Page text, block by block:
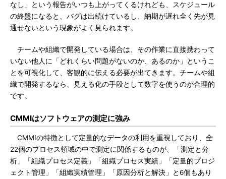
なし」という報告がいつも上がってくるけれども、スケジュール
の終盤になると、バグは出続けているし、納期が遅れ全く先が見
通せないという現象がよく見られます。
チームや組織で開発している場合は、その作業に直接携わって
いない他人に「どれくらい問題がないのか、あるのか」というこ
とを可視化して、客観的に伝える必要が出てきます。チームや組
織で開発するなら、見える化の手段として数字を使うのが合理的
です。
CMMIはソフトウェアの測定に強み
CMMIの特徴として定量的なデータの利用を重視しており、全
22個のプロセス領域の中で測定に関係するものが、「測定と分
析」「組織プロセス定義」「組織プロセス実績」「定量的プロジ
ェクト管理」「組織実績管理」「原因分析と解決」と6個もあり